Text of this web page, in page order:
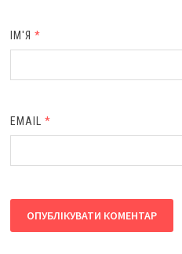
ІМ'Я*
EMAIL*